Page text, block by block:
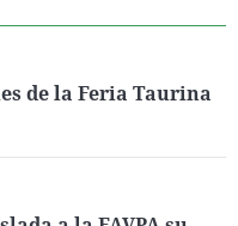
de la Feria Taurina